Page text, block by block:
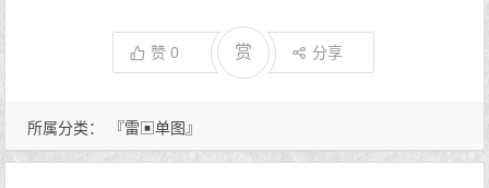
所属分类： 『雷▣单图』
赞 0 赏 分享